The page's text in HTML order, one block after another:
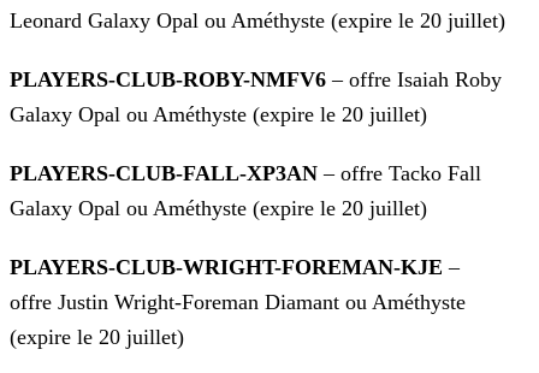
Leonard Galaxy Opal ou Améthyste (expire le 20 juillet)
PLAYERS-CLUB-ROBY-NMFV6 – offre Isaiah Roby
Galaxy Opal ou Améthyste (expire le 20 juillet)
PLAYERS-CLUB-FALL-XP3AN – offre Tacko Fall
Galaxy Opal ou Améthyste (expire le 20 juillet)
PLAYERS-CLUB-WRIGHT-FOREMAN-KJE –
offre Justin Wright-Foreman Diamant ou Améthyste
(expire le 20 juillet)